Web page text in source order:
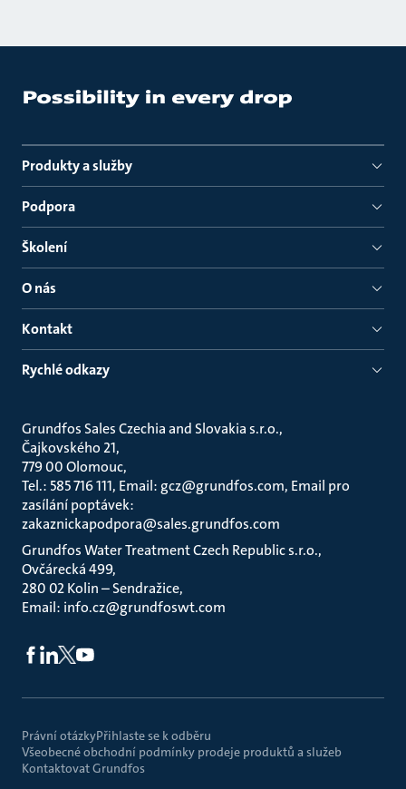
Produkty a služby
Podpora
Školení
O nás
Kontakt
Rychlé odkazy
Grundfos Sales Czechia and Slovakia s.r.o.
Čajkovského 21
779 00 Olomouc
Tel.: 585 716 111, Email: gcz@grundfos.com, Email pro
zasílání poptávek:
zakaznickapodpora@sales.grundfos.com
Grundfos Water Treatment Czech Republic s.r.o.
Ovčárecká 499
280 02 Kolin – Sendražice
Email: info.cz@grundfoswt.com
Právní otázkyPřihlaste se k odběru
Všeobecné obchodní podmínky prodeje produktů a služeb
Kontaktovat Grundfos